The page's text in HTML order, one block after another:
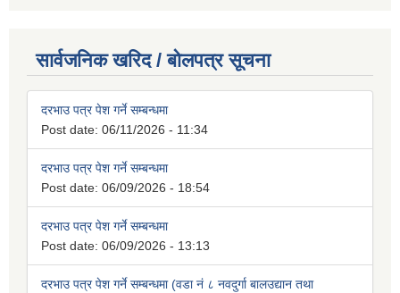
सार्वजनिक खरिद / बोलपत्र सूचना
दरभाउ पत्र पेश गर्ने सम्बन्धमा
Post date: 06/11/2026 - 11:34
दरभाउ पत्र पेश गर्ने सम्बन्धमा
Post date: 06/09/2026 - 18:54
दरभाउ पत्र पेश गर्ने सम्बन्धमा
Post date: 06/09/2026 - 13:13
दरभाउ पत्र पेश गर्ने सम्बन्धमा (वडा नं ८ नवदुर्गा बालउद्यान तथा